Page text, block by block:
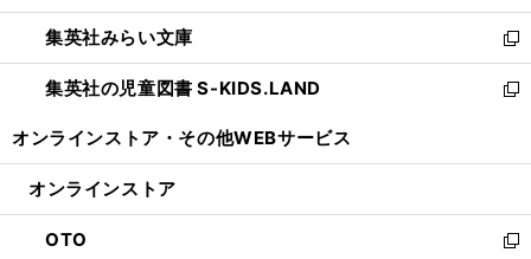
開
く
ウ
で
開
く
ン
ド
ウ
で
ウ
ィ
ン
ド
開
集英社みらい文庫
新
し
い
ン
ウ
で
集英社の児童図書 S-KIDS.LAND
新
ウ
ン
ド
オンラインストア・ その他WEBサービス
オンラインストア
OTO
新